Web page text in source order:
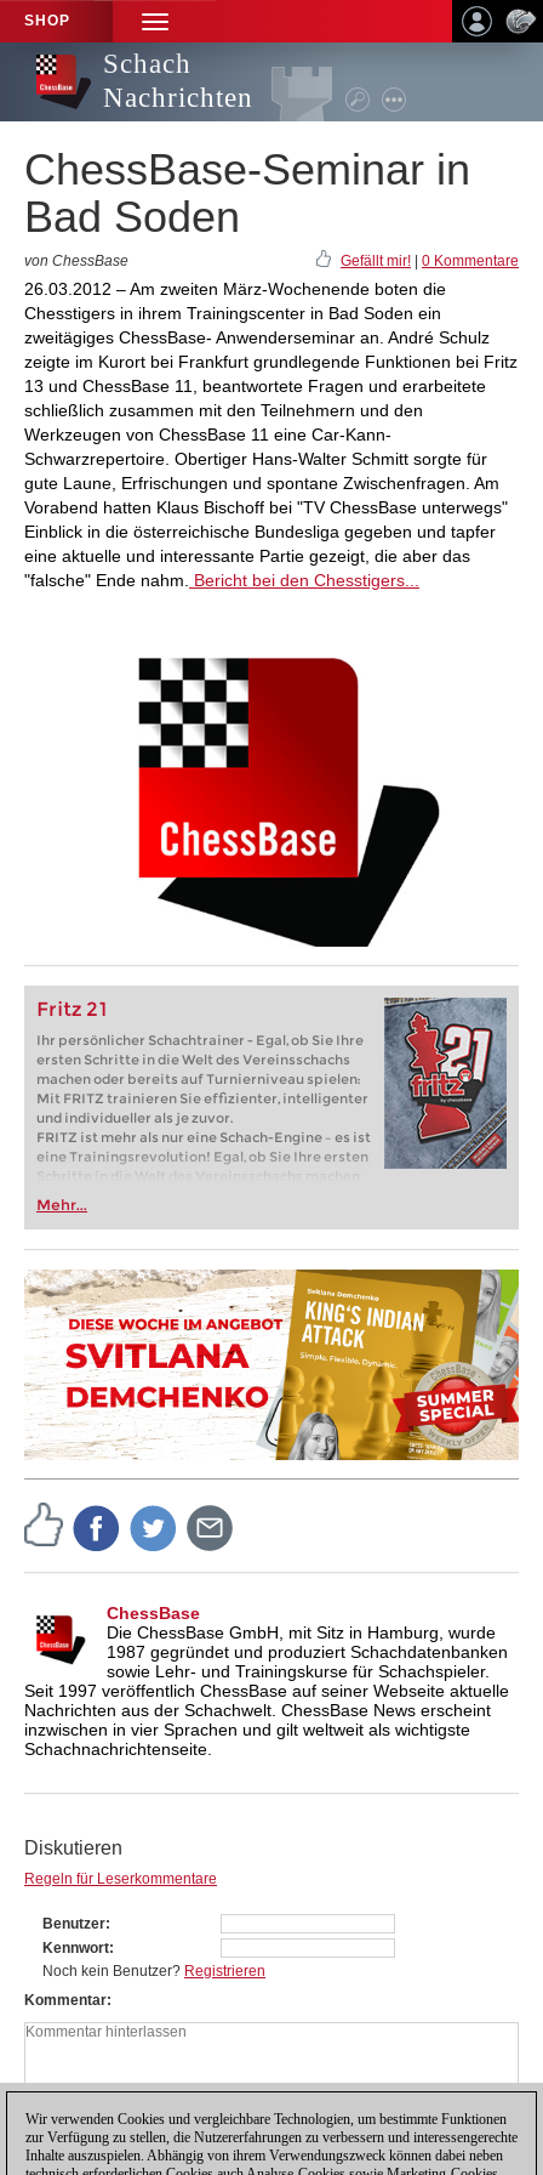
SHOP
TOGGLE
NAVIGATION
Schach
Nachrichten
ChessBase-Seminar in
Bad Soden
von ChessBase Gefällt mir! 0 Kommentare
26.03.2012 – Am zweiten März-Wochenende boten die
Chesstigers in ihrem Trainingscenter in Bad Soden ein
zweitägiges ChessBase- Anwenderseminar an. André Schulz
zeigte im Kurort bei Frankfurt grundlegende Funktionen bei Fritz
13 und ChessBase 11, beantwortete Fragen und erarbeitete
schließlich zusammen mit den Teilnehmern und den
Werkzeugen von ChessBase 11 eine Car-Kann-
Schwarzrepertoire. Obertiger Hans-Walter Schmitt sorgte für
gute Laune, Erfrischungen und spontane Zwischenfragen. Am
Vorabend hatten Klaus Bischoff bei "TV ChessBase unterwegs"
Einblick in die österreichische Bundesliga gegeben und tapfer
eine aktuelle und interessante Partie gezeigt, die aber das
"falsche" Ende nahm.
Bericht bei den Chesstigers...
Fritz 21
Ihr persönlicher Schachtrainer - Egal, ob Sie Ihre
ersten Schritte in die Welt des Vereinsschachs
machen oder bereits auf Turnierniveau spielen:
Mit FRITZ trainieren Sie effizienter, intelligenter
und individueller als je zuvor.
FRITZ ist mehr als nur eine Schach-Engine – es ist
eine Trainingsrevolution! Egal, ob Sie Ihre ersten
Schritte in die Welt des Vereinsschachs machen
oder bereits auf Turnierniveau spielen: Mit
FRITZ trainieren Sie effizienter, intelligenter und
individueller als je zuvor.
Mehr...
ChessBase
Die ChessBase GmbH, mit Sitz in Hamburg, wurde
1987 gegründet und produziert Schachdatenbanken
sowie Lehr- und Trainingskurse für Schachspieler.
Seit 1997 veröffentlich ChessBase auf seiner Webseite aktuelle
Nachrichten aus der Schachwelt. ChessBase News erscheint
inzwischen in vier Sprachen und gilt weltweit als wichtigste
Schachnachrichtenseite.
Diskutieren
Regeln für Leserkommentare
Benutzer
Kennwort
Noch kein Benutzer? Registrieren
Kommentar
Wir verwenden Cookies und vergleichbare Technologien, um bestimmte Funktionen
zur Verfügung zu stellen, die Nutzererfahrungen zu verbessern und interessengerechte
Inhalte auszuspielen. Abhängig von ihrem Verwendungszweck können dabei neben